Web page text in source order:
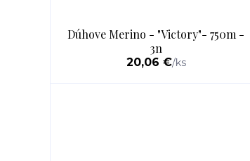
Dúhove Merino - "Victory"- 750m -
3n
20,06 €/ks